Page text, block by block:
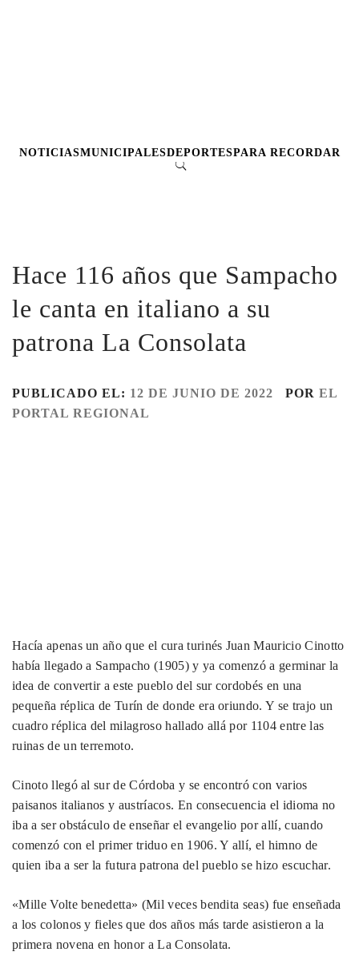
NOTICIASMUNICIPALESDEPORTESPARA RECORDAR
Hace 116 años que Sampacho
le canta en italiano a su
patrona La Consolata
PUBLICADO EL: 12 DE JUNIO DE 2022 POR EL
PORTAL REGIONAL
Hacía apenas un año que el cura turinés Juan Mauricio Cinotto
había llegado a Sampacho (1905) y ya comenzó a germinar la
idea de convertir a este pueblo del sur cordobés en una
pequeña réplica de Turín de donde era oriundo. Y se trajo un
cuadro réplica del milagroso hallado allá por 1104 entre las
ruinas de un terremoto.
Cinoto llegó al sur de Córdoba y se encontró con varios
paisanos italianos y austríacos. En consecuencia el idioma no
iba a ser obstáculo de enseñar el evangelio por allí, cuando
comenzó con el primer triduo en 1906. Y allí, el himno de
quien iba a ser la futura patrona del pueblo se hizo escuchar.
«Mille Volte benedetta» (Mil veces bendita seas) fue enseñada
a los colonos y fieles que dos años más tarde asistieron a la
primera novena en honor a La Consolata.